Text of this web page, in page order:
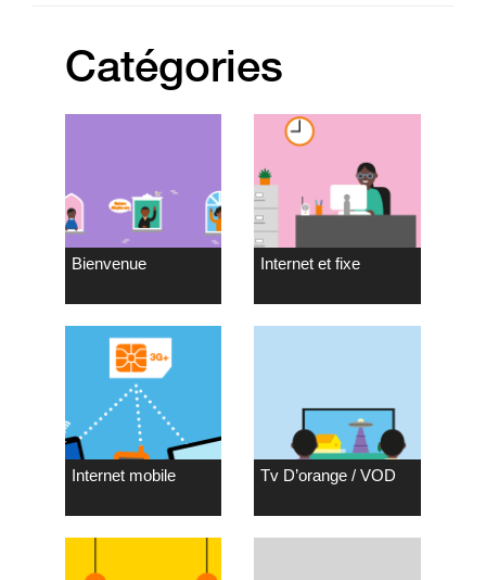
Catégories
Bienvenue Internet et fixe
Internet mobile Tv D’orange / VOD